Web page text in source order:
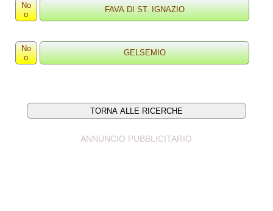
No
o
No
o
ANNUNCIO PUBBLICITARIO